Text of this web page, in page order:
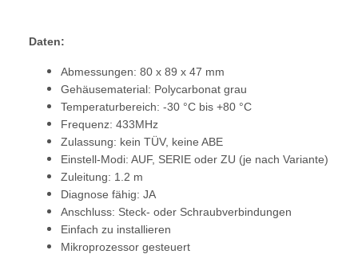
Daten:
Abmessungen: 80 x 89 x 47 mm
Gehäusematerial: Polycarbonat grau
Temperaturbereich: -30 °C bis +80 °C
Frequenz: 433MHz
Zulassung: kein TÜV, keine ABE
Einstell-Modi: AUF, SERIE oder ZU (je nach Variante)
Zuleitung: 1.2 m
Diagnose fähig: JA
Anschluss: Steck- oder Schraubverbindungen
Einfach zu installieren
Mikroprozessor gesteuert